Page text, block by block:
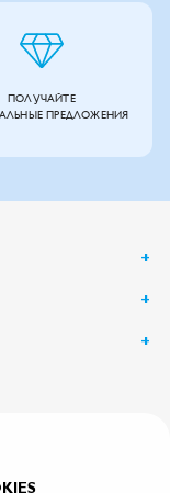
ПОЛУЧАЙТЕ
ПРЕДЛОЖЕНИЯ
дом 4